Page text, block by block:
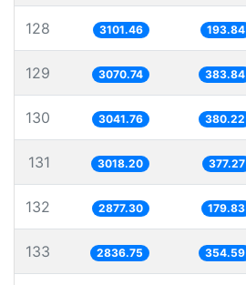
128 3101.46 193.84
129 3070.74 383.84
130 3041.76 380.22
131 3018.20 377.27
132 2877.30 179.83
133 2836.75 354.59